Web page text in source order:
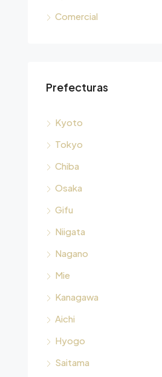
Comercial
Prefecturas
Kyoto
Tokyo
Chiba
Osaka
Gifu
Niigata
Nagano
Mie
Kanagawa
Aichi
Hyogo
Saitama